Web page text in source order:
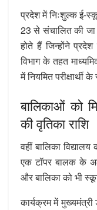
प्रदेश में निःशुल्क ई-
23 से संचालित की जा
होते हैं जिन्होंने
विभाग के तहत
में नियमित परीक्षार्थी
बालिकाओं को
की वृतिका राशि
वहीं बालिका
एक टॉपर बालक के
और बालिका को भी
कार्यक्रम में मुख्यमंत्री